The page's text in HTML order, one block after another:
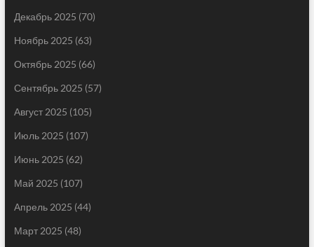
Декабрь 2025 (70)
Ноябрь 2025 (63)
Октябрь 2025 (66)
Сентябрь 2025 (57)
Август 2025 (105)
Июль 2025 (107)
Июнь 2025 (62)
Май 2025 (107)
Апрель 2025 (44)
Март 2025 (48)